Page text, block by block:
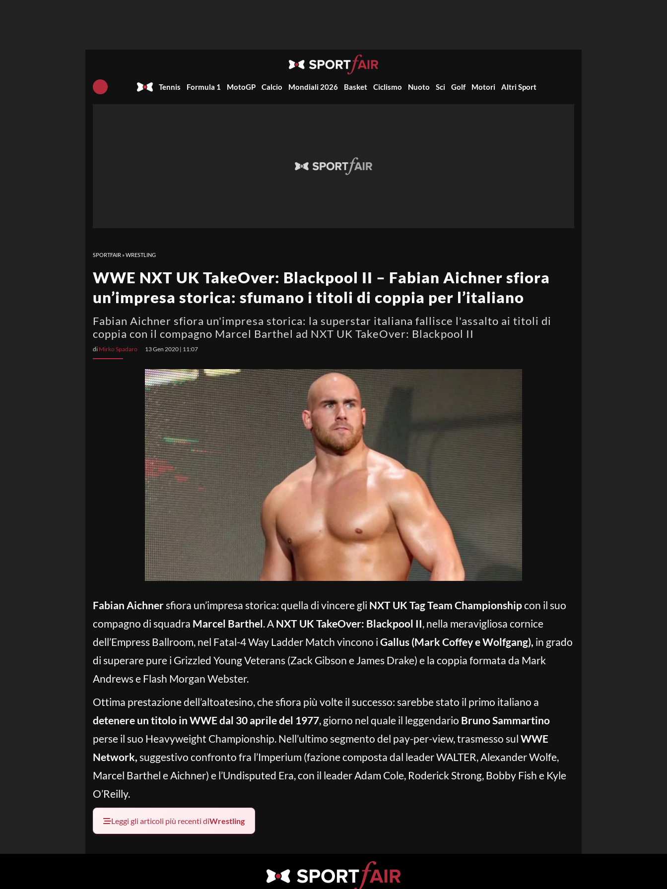
Tennis Formula 1 MotoGP Calcio Mondiali 2026 Basket Ciclismo Nuoto Sci Golf Motori Altri Sport
SPORTFAIR »WRESTLING
WWE NXT UK TakeOver: Blackpool II – Fabian Aichner sfiora
un’impresa storica: sfumano i titoli di coppia per l’italiano
Fabian Aichner sfiora un'impresa storica: la superstar italiana fallisce l'assalto ai titoli di
coppia con il compagno Marcel Barthel ad NXT UK TakeOver: Blackpool II
di Mirko Spadaro 13 Gen 2020 | 11:07
Fabian Aichnersfiora un’impresa storica: quella di vincere gli NXT UK Tag Team Championshipcon il suo
compagno di squadra Marcel Barthel. A NXT UK TakeOver: Blackpool II, nella meravigliosa cornice
dell’Empress Ballroom, nel Fatal-4 Way Ladder Match vincono i Gallus (Mark Coffey e Wolfgang), in grado
di superare pure i Grizzled Young Veterans (Zack Gibson e James Drake) e la coppia formata da Mark
Andrews e Flash Morgan Webster.
Ottima prestazione dell’altoatesino, che sfiora più volte il successo: sarebbe stato il primo italiano a
detenere un titolo in WWE dal 30 aprile del 1977, giorno nel quale il leggendario Bruno Sammartino
perse il suo Heavyweight Championship. Nell’ultimo segmento del pay-per-view, trasmesso sul WWE
Network, suggestivo confronto fra l’Imperium (fazione composta dal leader WALTER, Alexander Wolfe,
Marcel Barthel e Aichner) e l’Undisputed Era, con il leader Adam Cole, Roderick Strong, Bobby Fish e Kyle
O’Reilly.
Leggi gli articoli più recenti diWrestling